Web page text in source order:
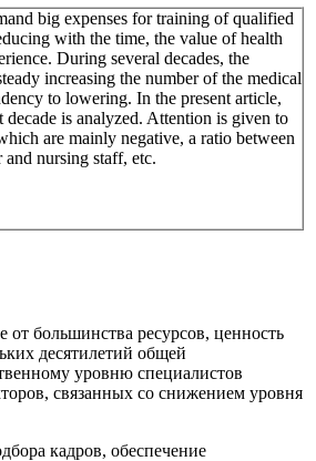
big expenses for training of qualified
with the time, the value of health
During several decades, the
increasing the number of the medical
to lowering. In the present article,
is analyzed. Attention is given to
are mainly negative, a ratio between
nursing staff, etc.
от большинства ресурсов, ценность
десятилетий общей
уровню специалистов
связанных со снижением уровня
кадров, обеспечение